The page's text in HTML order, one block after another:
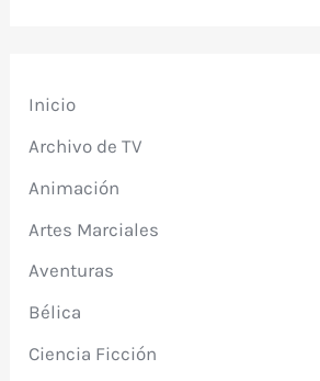
Inicio
Archivo de TV
Animación
Artes Marciales
Aventuras
Bélica
Ciencia Ficción